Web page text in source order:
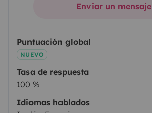
Enviar un mensaje
Puntuación global
NUEVO
Tasa de respuesta
100 %
Idiomas hablados